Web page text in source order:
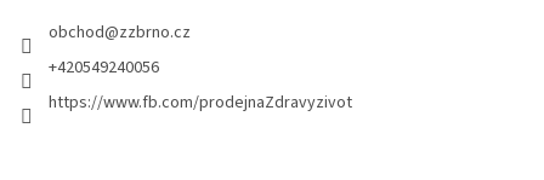
obchod@zzbrno.cz
+420549240056
https://www.fb.com/prodejnaZdravyzivot